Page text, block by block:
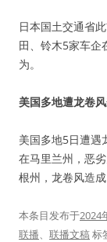
日本国土交通省
田、铃木5家车企
为。
美国多地遭龙卷
美国多地5日遭遇
在马里兰州，恶
根州，龙卷风造
本条目发布于2024
联播、 联播文稿标